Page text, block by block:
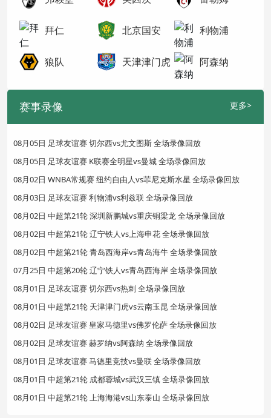
拜仁 北京国安 利物浦
狼队 天津津门虎 阿森纳
赛事录像 更多>
08月05日 足球友谊赛 切尔西vs尤文图斯 全场录像回放
08月05日 足球友谊赛 K联赛全明星vs曼城 全场录像回放
08月02日 WNBA常规赛 纽约自由人vs菲尼克斯水星 全场录像回放
08月03日 足球友谊赛 利物浦vs利兹联 全场录像回放
08月02日 中超第21轮 深圳新鹏城vs重庆铜梁龙 全场录像回放
08月02日 中超第21轮 辽宁铁人vs上海申花 全场录像回放
08月02日 中超第21轮 青岛西海岸vs青岛海牛 全场录像回放
07月25日 中超第20轮 辽宁铁人vs青岛西海岸 全场录像回放
08月01日 足球友谊赛 切尔西vs热刺 全场录像回放
08月01日 中超第21轮 天津津门虎vs云南玉昆 全场录像回放
08月02日 足球友谊赛 皇家马德里vs佛罗伦萨 全场录像回放
08月02日 足球友谊赛 赫罗纳vs阿森纳 全场录像回放
08月01日 足球友谊赛 马德里竞技vs曼联 全场录像回放
08月01日 中超第21轮 成都蓉城vs武汉三镇 全场录像回放
08月01日 中超第21轮 上海海港vs山东泰山 全场录像回放